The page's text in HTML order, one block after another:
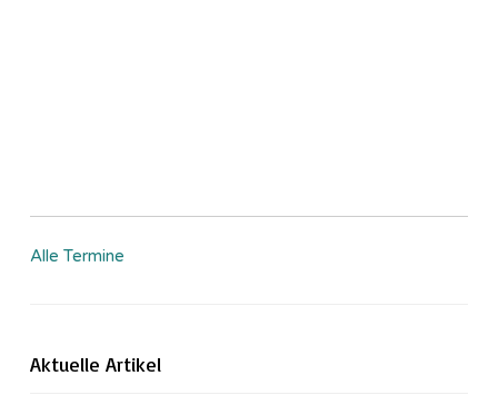
Alle Termine
Aktuelle Artikel